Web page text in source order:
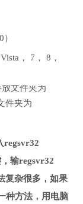
， 7， 8，
文件夹为
件夹为
regsvr32
输regsvr32
复杂很多，如果
种方法，用电脑